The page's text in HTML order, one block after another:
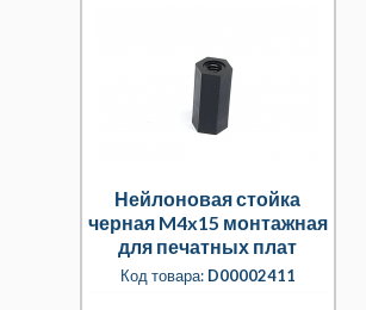
Нейлоновая стойка
черная M4x15 монтажная
для печатных плат
Код товара:D00002411